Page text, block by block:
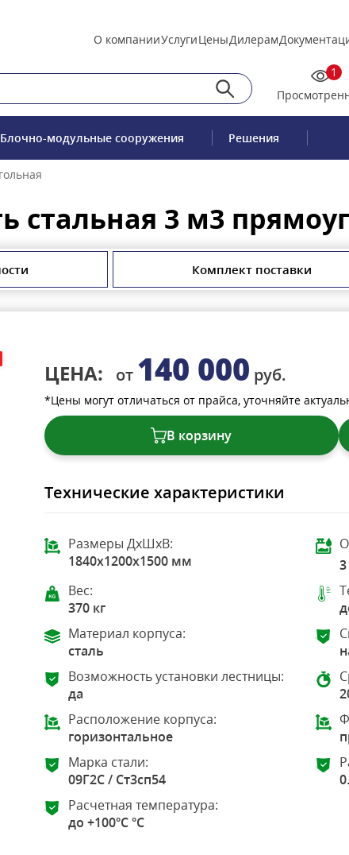
О компанииУслугиЦеныДилерам
1
Блочно-модульные сооружения Решения
стальная 3 м3
Комплект поставки
ЦЕНА: от 140 000 руб.
*Цены могут отличаться от прайса, уточняйте
В корзину
Технические характеристики
Размеры ДхШхВ:
1840x1200x1500 мм
Вес:
370 кг
Материал корпуса:
сталь
Возможность установки лестницы:
да
Расположение корпуса:
горизонтальное
Марка стали:
09Г2С / Ст3сп54
Расчетная температура:
до +100°C °C